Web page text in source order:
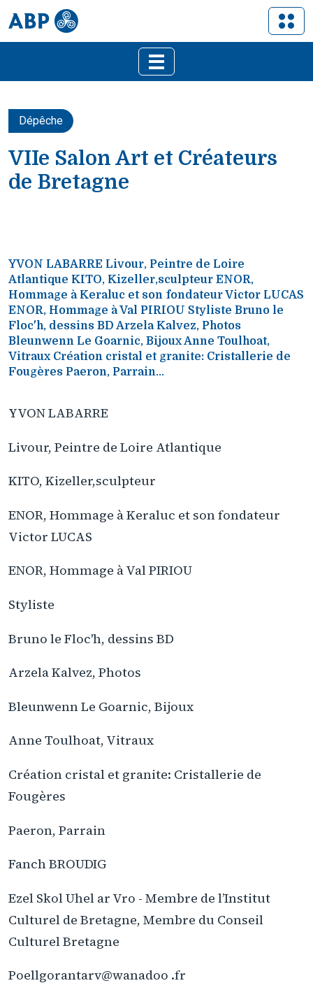
Dépêche
VIIe Salon Art et Créateurs
de Bretagne
YVON LABARRE Livour, Peintre de Loire
Atlantique KITO, Kizeller,sculpteur ENOR,
Hommage à Keraluc et son fondateur Victor LUCAS
ENOR, Hommage à Val PIRIOU Styliste Bruno le
Floc'h, dessins BD Arzela Kalvez, Photos
Bleunwenn Le Goarnic, Bijoux Anne Toulhoat,
Vitraux Création cristal et granite: Cristallerie de
Fougères Paeron, Parrain...
YVON LABARRE
Livour, Peintre de Loire Atlantique
KITO, Kizeller,sculpteur
ENOR, Hommage à Keraluc et son fondateur
Victor LUCAS
ENOR, Hommage à Val PIRIOU
Styliste
Bruno le Floc'h, dessins BD
Arzela Kalvez, Photos
Bleunwenn Le Goarnic, Bijoux
Anne Toulhoat, Vitraux
Création cristal et granite: Cristallerie de
Fougères
Paeron, Parrain
Fanch BROUDIG
Ezel Skol Uhel ar Vro - Membre de l’Institut
Culturel de Bretagne, Membre du Conseil
Culturel Bretagne
Poellgorantarv@wanadoo .fr